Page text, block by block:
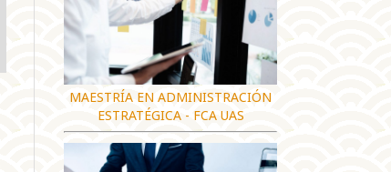
MAESTRÍA EN ADMINISTRACIÓN
ESTRATÉGICA - FCA UAS